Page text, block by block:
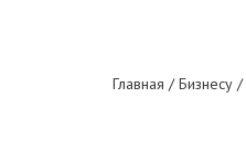
Главная /Бизнесу /